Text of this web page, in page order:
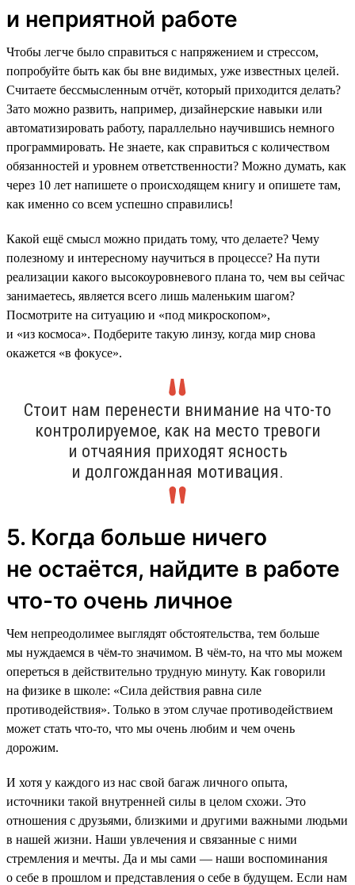
и неприятной работе
Чтобы легче было справиться с напряжением и стрессом,
попробуйте быть как бы вне видимых, уже известных целей.
Считаете бессмысленным отчёт, который приходится делать?
Зато можно развить, например, дизайнерские навыки или
автоматизировать работу, параллельно научившись немного
программировать. Не знаете, как справиться с количеством
обязанностей и уровнем ответственности? Можно думать, как
через 10 лет напишете о происходящем книгу и опишете там,
как именно со всем успешно справились!
Какой ещё смысл можно придать тому, что делаете? Чему
полезному и интересному научиться в процессе? На пути
реализации какого высокоуровневого плана то, чем вы сейчас
занимаетесь, является всего лишь маленьким шагом?
Посмотрите на ситуацию и «под микроскопом»,
и «из космоса». Подберите такую линзу, когда мир снова
окажется «в фокусе».
Стоит нам перенести внимание на что-то
контролируемое, как на место тревоги
и отчаяния приходят ясность
и долгожданная мотивация.
5. Когда больше ничего
не остаётся, найдите в работе
что-то очень личное
Чем непреодолимее выглядят обстоятельства, тем больше
мы нуждаемся в чём-то значимом. В чём-то, на что мы можем
опереться в действительно трудную минуту. Как говорили
на физике в школе: «Сила действия равна силе
противодействия». Только в этом случае противодействием
может стать что-то, что мы очень любим и чем очень
дорожим.
И хотя у каждого из нас свой багаж личного опыта,
источники такой внутренней силы в целом схожи. Это
отношения с друзьями, близкими и другими важными людьми
в нашей жизни. Наши увлечения и связанные с ними
стремления и мечты. Да и мы сами — наши воспоминания
о себе в прошлом и представления о себе в будущем. Если нам